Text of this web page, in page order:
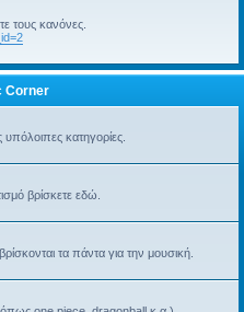
τους κανόνες.
Corner
υπόλοιπες κατηγορίες.
βρίσκετε εδώ.
τα πάντα για την μουσική.